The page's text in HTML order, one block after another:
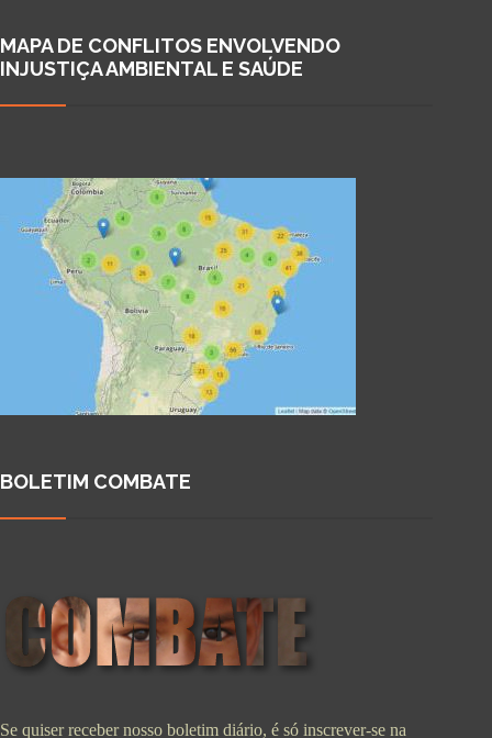
MAPA DE CONFLITOS ENVOLVENDO
INJUSTIÇA AMBIENTAL E SAÚDE
BOLETIM COMBATE
Se quiser receber nosso boletim diário, é só inscrever-se na